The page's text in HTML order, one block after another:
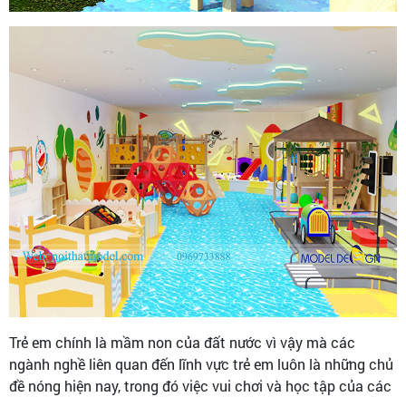
Trẻ em chính là mầm non của đất nước vì vậy mà các
ngành nghề liên quan đến lĩnh vực trẻ em luôn là những chủ
đề nóng hiện nay, trong đó việc vui chơi và học tập của các